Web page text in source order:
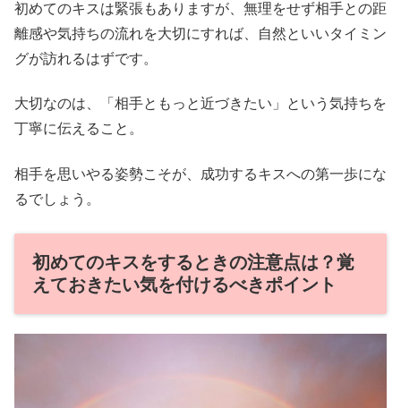
初めてのキスは緊張もありますが、無理をせず相手との距
離感や気持ちの流れを大切にすれば、自然といいタイミン
グが訪れるはずです。
大切なのは、「相手ともっと近づきたい」という気持ちを
丁寧に伝えること。
相手を思いやる姿勢こそが、成功するキスへの第一歩にな
るでしょう。
初めてのキスをするときの注意点は？覚
えておきたい気を付けるべきポイント